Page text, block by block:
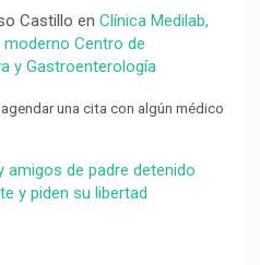
Castillo en Clínica Medilab,
moderno Centro de
y Gastroenterología
una cita con algún médico
amigos de padre detenido
y piden su libertad